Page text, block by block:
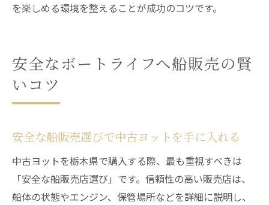
を楽しめる環境を整えることが成功のコツです。
安全なボートライフへ船販売の賢
いコツ
安全な船販売選びで中古ヨットを手に入れる
中古ヨットを栃木県で購入する際、最も重視すべきは
「安全な船販売店選び」です。信頼性の高い販売店は、
船体の状態やエンジン、保管場所などを詳細に説明し、